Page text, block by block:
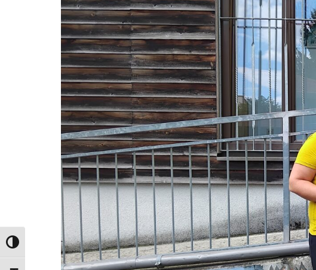
UMSCHALTEN AUF HOHE KONTRASTE